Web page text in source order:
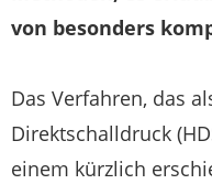
von besonders
Das Verfahren, das
Direktschalldruck
einem kürzlich